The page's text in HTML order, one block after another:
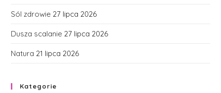
Sól zdrowie 27 lipca 2026
Dusza scalanie 27 lipca 2026
Natura 21 lipca 2026
Kategorie